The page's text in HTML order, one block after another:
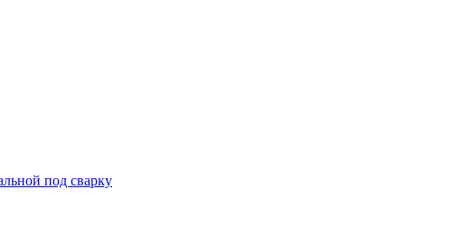
под сварку